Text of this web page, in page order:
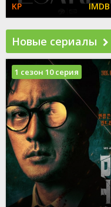
Новые сериалы
1 сезон 10 серия